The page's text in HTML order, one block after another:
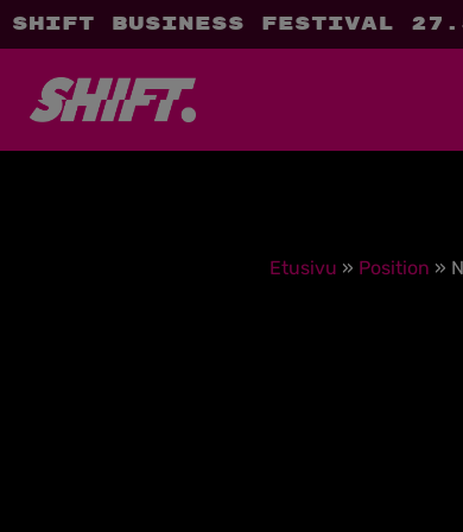
SHIFT Business Festival
Etusivu » Position »